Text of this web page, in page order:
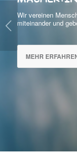
Wir vereinen
miteinander und
MEHR